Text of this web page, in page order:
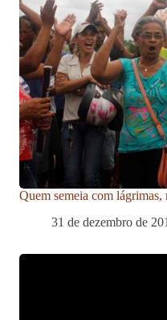
Quem semeia com lágrimas,
31 de dezembro de